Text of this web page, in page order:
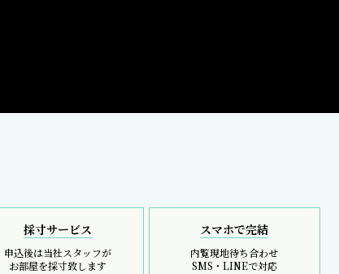
採寸サービス
申込後は当社スタッフが
お部屋を採寸致します
スマホで完結
内覧現地待ち合わせ
SMS・LINEで対応